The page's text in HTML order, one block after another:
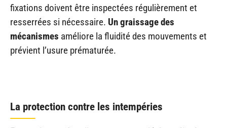
fixations doivent être inspectées régulièrement et
resserrées si nécessaire. Un graissage des
mécanismes améliore la fluidité des mouvements et
prévient l’usure prématurée.
La protection contre les intempéries